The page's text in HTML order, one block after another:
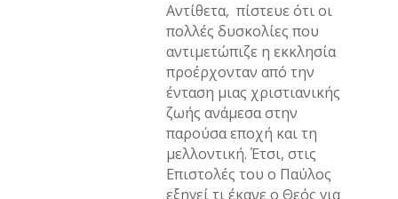
Αντίθετα, πίστευε ότι οι
πολλές δυσκολίες που
αντιμετώπιζε η εκκλησία
προέρχονταν από την
ένταση μιας χριστιανικής
ζωής ανάμεσα στην
παρούσα εποχή και τη
μελλοντική. Έτσι, στις
Επιστολές του ο Παύλος
εξηγεί τι έκανε ο Θεός για